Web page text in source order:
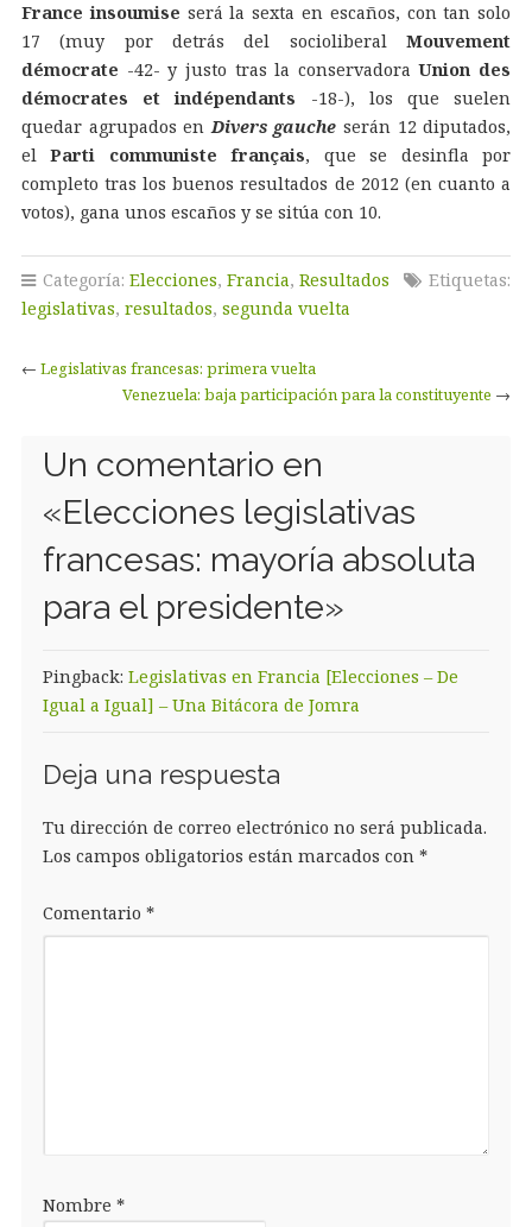
France insoumise será la sexta en escaños, con tan solo
17 (muy por detrás del socioliberalMouvement
démocrate -42- y justo tras la conservadoraUnion des
démocrates et indépendants -18-), los que suelen
quedar agrupados enDivers gauche serán 12 diputados,
elParti communiste français, que se desinfla por
completo tras los buenos resultados de 2012 (en cuanto a
votos), gana unos escaños y se sitúa con 10.
Categoría: Elecciones, Francia, Resultados
Etiquetas:
legislativas, resultados, segunda vuelta
← Legislativas francesas: primera vuelta
Venezuela: baja participación para la constituyente →
Un comentario en
«Elecciones legislativas
francesas: mayoría absoluta
para el presidente»
Pingback: Legislativas en Francia [Elecciones – De
Igual a Igual] – Una Bitácora de Jomra
Deja una respuesta
Tu dirección de correo electrónico no será publicada.
Los campos obligatorios están marcados con *
Comentario *
Nombre *